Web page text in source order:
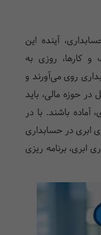
آینده این
کارها، روزی به
روی می‌آورند و
حوزه مالی، باید
آماده باشند. با در
ابری در حسابداری
ابری، برنامه ریزی